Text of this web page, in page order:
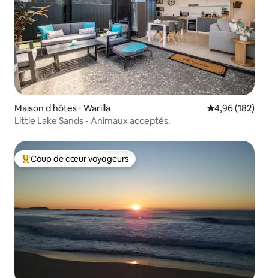
Maison d'hôtes ⋅ Warilla Évaluation
4,96 (182)
Little Lake Sands - Animaux acceptés.
Coups de cœur voyageurs les plus appréciés
Coup de cœur voyageurs